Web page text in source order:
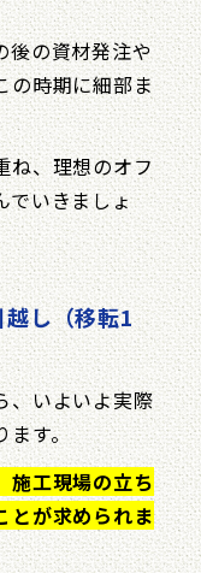
後の資材発注や
の時期に細部ま
ね、理想のオフ
でいきましょ
越し（移転1
、いよいよ実際
ます。
施工現場の立ち
とが求められま